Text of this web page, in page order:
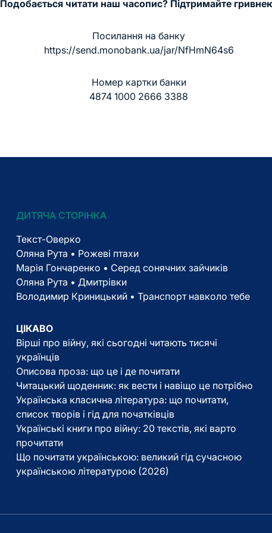
Подобається читати наш часопис? Підтримайте
Посилання на банку
https://send.monobank.ua/jar/NfHmN64s6
Номер картки банки
4874 1000 2666 3388
ДИТЯЧА СТОРІНКА
Текст-Оверко
Оляна Рута • Рожеві птахи
Марія Гончаренко • Серед сонячних зайчиків
Оляна Рута • Дмитрівки
Володимир Криницький • Транспорт навколо тебе
ЦІКАВО
Вірші про війну, які сьогодні читають тисячі
українців
Описова проза: що це і де почитати
Читацький щоденник: як вести і навіщо це потрібно
Українська класична література: що почитати,
список творів і гід для початківців
Українські книги про війну: 20 текстів, які варто
прочитати
Що почитати українською: великий гід сучасною
українською літературою (2026)